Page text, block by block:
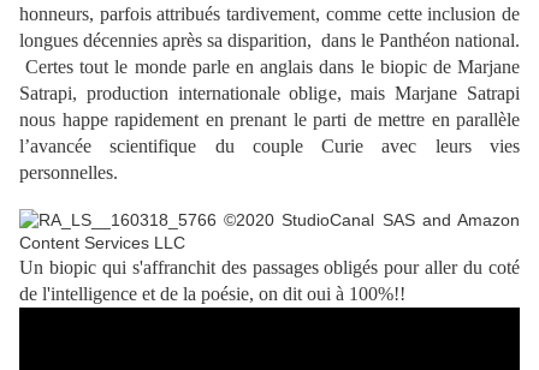
honneurs, parfois attribués tardivement, comme cette inclusion de
longues décennies après sa disparition, dans le Panthéon national.
Certes tout le monde parle en anglais dans le biopic de Marjane
Satrapi, production internationale oblige, mais Marjane Satrapi
nous happe rapidement en prenant le parti de mettre en parallèle
l’avancée scientifique du couple Curie avec leurs vies
personnelles.
Un biopic qui s'affranchit des passages obligés pour aller du coté
de l'intelligence et de la poésie, on dit oui à 100%!!